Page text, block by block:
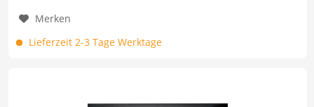
Merken
Lieferzeit 2-3 Tage Werktage